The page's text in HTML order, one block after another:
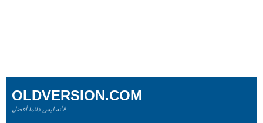
OLDVERSION.COM
لأنه ليس دائما أفضل!